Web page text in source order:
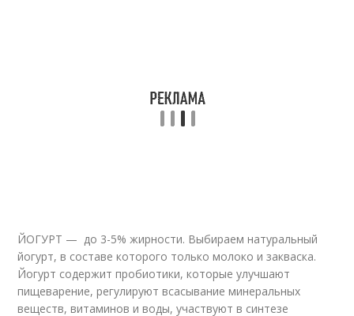
ЙОГУРТ — до 3-5% жирности. Выбираем натуральный
йогурт, в составе которого только молоко и закваска.
Йогурт содержит пробиотики, которые улучшают
пищеварение, регулируют всасывание минеральных
веществ, витаминов и воды, участвуют в синтезе